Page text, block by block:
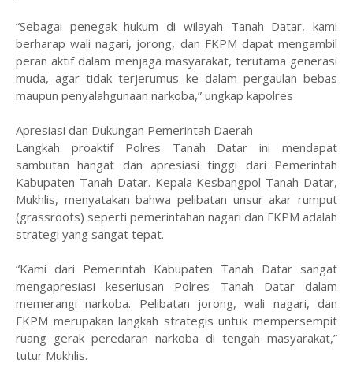
​“Sebagai penegak hukum di wilayah Tanah Datar, kami
berharap wali nagari, jorong, dan FKPM dapat mengambil
peran aktif dalam menjaga masyarakat, terutama generasi
muda, agar tidak terjerumus ke dalam pergaulan bebas
maupun penyalahgunaan narkoba,” ungkap kapolres
​Apresiasi dan Dukungan Pemerintah Daerah
​Langkah proaktif Polres Tanah Datar ini mendapat
sambutan hangat dan apresiasi tinggi dari Pemerintah
Kabupaten Tanah Datar. Kepala Kesbangpol Tanah Datar,
Mukhlis, menyatakan bahwa pelibatan unsur akar rumput
(grassroots) seperti pemerintahan nagari dan FKPM adalah
strategi yang sangat tepat.
​“Kami dari Pemerintah Kabupaten Tanah Datar sangat
mengapresiasi keseriusan Polres Tanah Datar dalam
memerangi narkoba. Pelibatan jorong, wali nagari, dan
FKPM merupakan langkah strategis untuk mempersempit
ruang gerak peredaran narkoba di tengah masyarakat,”
tutur Mukhlis.